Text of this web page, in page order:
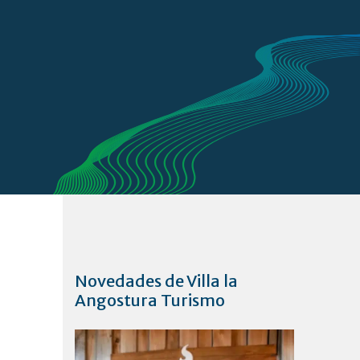
Novedades de Villa la
Angostura Turismo